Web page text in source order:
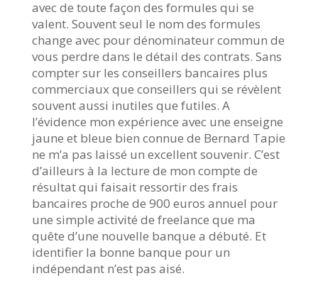
avec de toute façon des formules qui se
valent. Souvent seul le nom des formules
change avec pour dénominateur commun de
vous perdre dans le détail des contrats. Sans
compter sur les conseillers bancaires plus
commerciaux que conseillers qui se révèlent
souvent aussi inutiles que futiles. A
l’évidence mon expérience avec une enseigne
jaune et bleue bien connue de Bernard Tapie
ne m’a pas laissé un excellent souvenir. C’est
d’ailleurs à la lecture de mon compte de
résultat qui faisait ressortir des frais
bancaires proche de 900 euros annuel pour
une simple activité de freelance que ma
quête d’une nouvelle banque a débuté. Et
identifier la bonne banque pour un
indépendant n’est pas aisé.